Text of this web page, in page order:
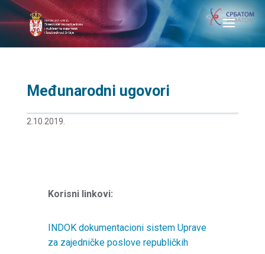
Međunarodni ugovori
2.10.2019.
Korisni linkovi:
INDOK dokumentacioni sistem Uprave
za zajedničke poslove republičkih